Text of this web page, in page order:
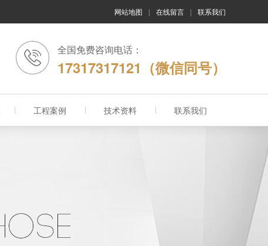
网站地图 | 在线留言 | 联系我们
全国免费咨询电话：
17317317121（微信同号）
工程案例 技术资料 联系我们